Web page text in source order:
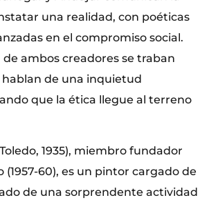
una realidad, con poéticas
en el compromiso social.
ambos creadores se traban
hablan de una inquietud
que la ética llegue al terreno
1935), miembro fundador
(1957-60), es un pintor cargado de
de una sorprendente actividad